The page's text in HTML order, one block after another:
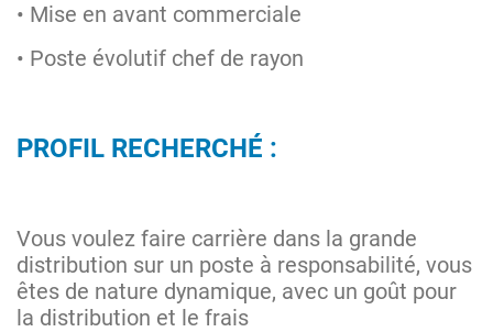
• Mise en avant commerciale
• Poste évolutif chef de rayon
PROFIL RECHERCHÉ :
Vous voulez faire carrière dans la grande
distribution sur un poste à responsabilité, vous
êtes de nature dynamique, avec un goût pour
la distribution et le frais